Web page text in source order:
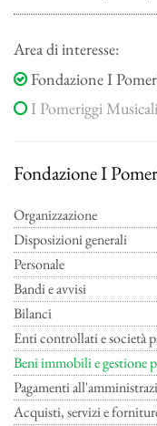
Area di interesse:
Fondazione I
I Pomeriggi
Fondazione I
Organizzazione
Disposizioni generali
Personale
Bandi e avvisi
Bilanci
Enti controllati e società
Beni immobili e gestione
Pagamenti
Acquisti, servizi e